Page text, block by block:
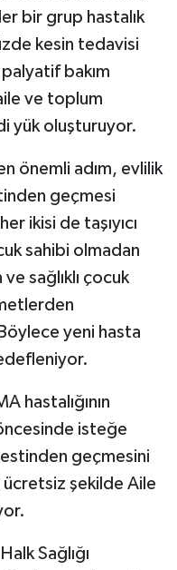
bir grup hastalık
kesin tedavisi
bakım
ve toplum
yük oluşturuyor.
önemli adım, evlilik
geçmesi
ikisi de taşıyıcı
sahibi olmadan
sağlıklı çocuk
yeni hasta
hastalığının
isteğe
testinden geçmesini
ücretsiz şekilde Aile
Sağlığı